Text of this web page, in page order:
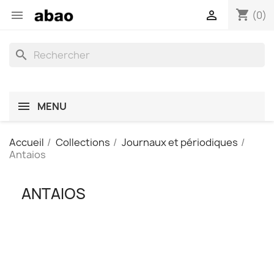
 shopping_cart (0)

search
MENU
Accueil Collections
Journaux et périodiques
Antaios
ANTAIOS